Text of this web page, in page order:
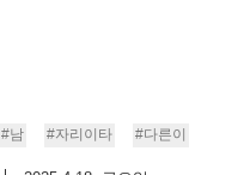
#남 #자리이타 #다른이